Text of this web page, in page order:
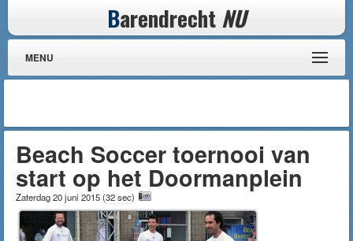
Barendrecht NU
MENU
Beach Soccer toernooi van
start op het Doormanplein
Zaterdag 20 juni 2015(32 sec)